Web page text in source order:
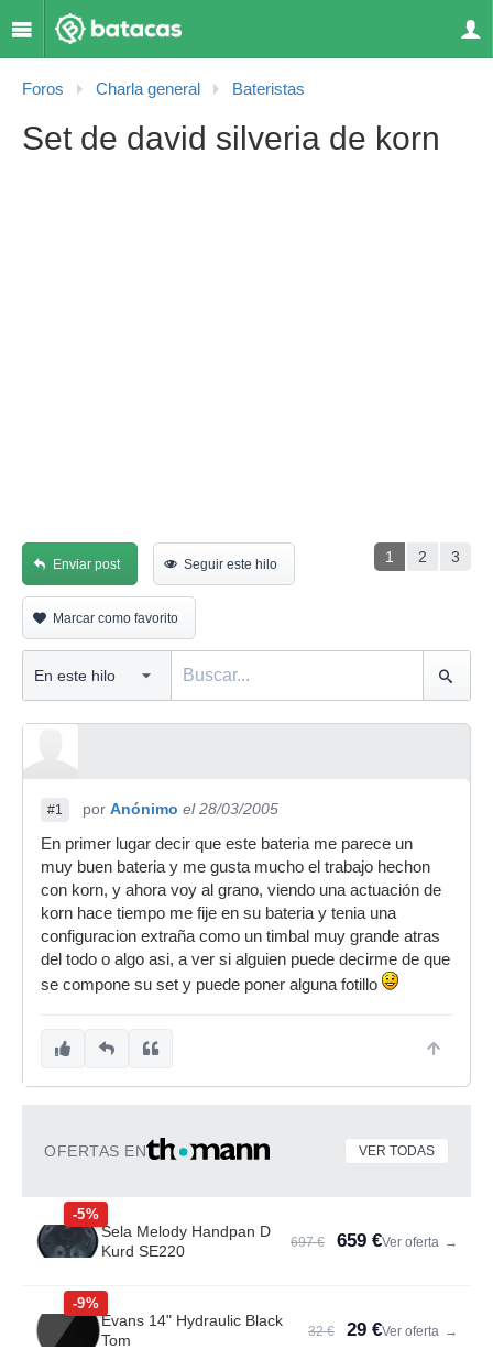
Foros Charla general Bateristas
Set de david silveria de korn
1 2 3
Enviar post Seguir este hilo
Marcar como favorito
#1 por Anónimo el 28/03/2005
En primer lugar decir que este bateria me parece un
muy buen bateria y me gusta mucho el trabajo hechon
con korn, y ahora voy al grano, viendo una actuación de
korn hace tiempo me fije en su bateria y tenia una
configuracion extraña como un timbal muy grande atras
del todo o algo asi, a ver si alguien puede decirme de que
se compone su set y puede poner alguna fotillo
OFERTAS EN VER TODAS
-5%
Sela Melody Handpan D
Kurd SE220
697 € 659 €Ver oferta →
-9%
Evans 14" Hydraulic Black
Tom
32 € 29 €Ver oferta →